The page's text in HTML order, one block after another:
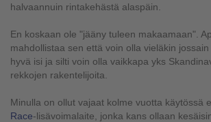
halvaannuin rintakehästä alaspäin.
En koskaan ole "jääny tuleen makaamaan".
mahdollistaa sen että voin olla vieläkin
hyvä isi ja silti voin olla vaikkapa yks
rekkojen rakentelijoita.
Minulla on ollut vajaat kolme vuotta käytössä
Race-lisävoimalaite, jonka kans ollaan